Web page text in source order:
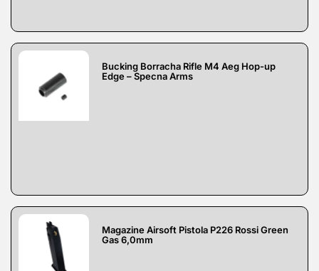
Bucking Borracha Rifle M4 Aeg Hop-up
Edge – Specna Arms
Magazine Airsoft Pistola P226 Rossi Green
Gas 6,0mm